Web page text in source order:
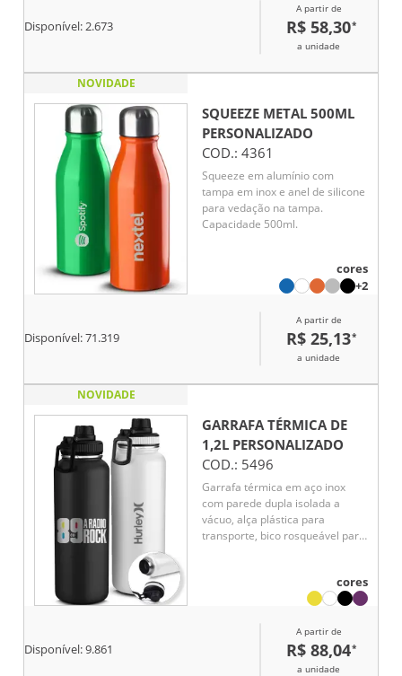
Disponível:2.673
A partir de
R$ 58,30*
a unidade
NOVIDADE
SQUEEZE METAL 500ML
PERSONALIZADO
COD.: 4361
Squeeze em alumínio com
tampa em inox e anel de silicone
para vedação na tampa.
Capacidade 500ml.
cores
+2
Disponível:71.319
A partir de
R$ 25,13*
a unidade
NOVIDADE
GARRAFA TÉRMICA DE
1,2L PERSONALIZADO
COD.: 5496
Garrafa térmica em aço inox
com parede dupla isolada a
vácuo, alça plástica para
transporte, bico rosqueável para
cores
Disponível:9.861
A partir de
R$ 88,04*
a unidade